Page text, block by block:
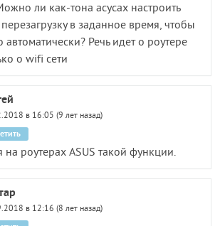
ли как-тона асусах настроить
в заданное время, чтобы
Речь идет о роутере
о wifi сети
в 16:05 (9 лет назад)
на роутерах ASUS такой функции.
в 12:16 (8 лет назад)